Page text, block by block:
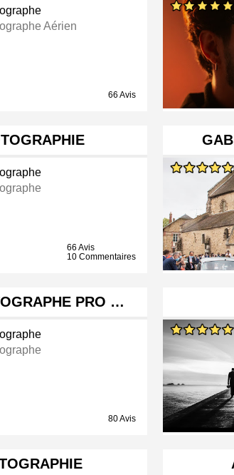
Aérien
66 Avis
66 Avis
10 Commentaires
PRO …
80 Avis